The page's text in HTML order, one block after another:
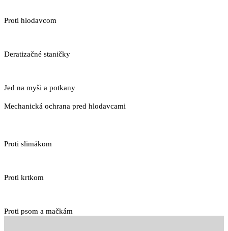
Proti hlodavcom
Deratizačné staničky
Jed na myši a potkany
Mechanická ochrana pred hlodavcami
Proti slimákom
Proti krtkom
Proti psom a mačkám